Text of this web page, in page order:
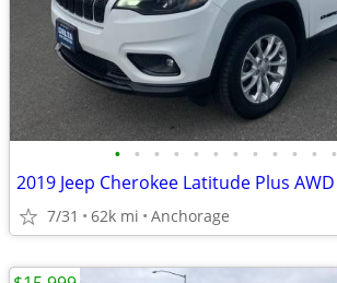
• • • • • • • • • • • •
2019 Jeep Cherokee Latitude Plus AWD
7/31 62k mi Anchorage